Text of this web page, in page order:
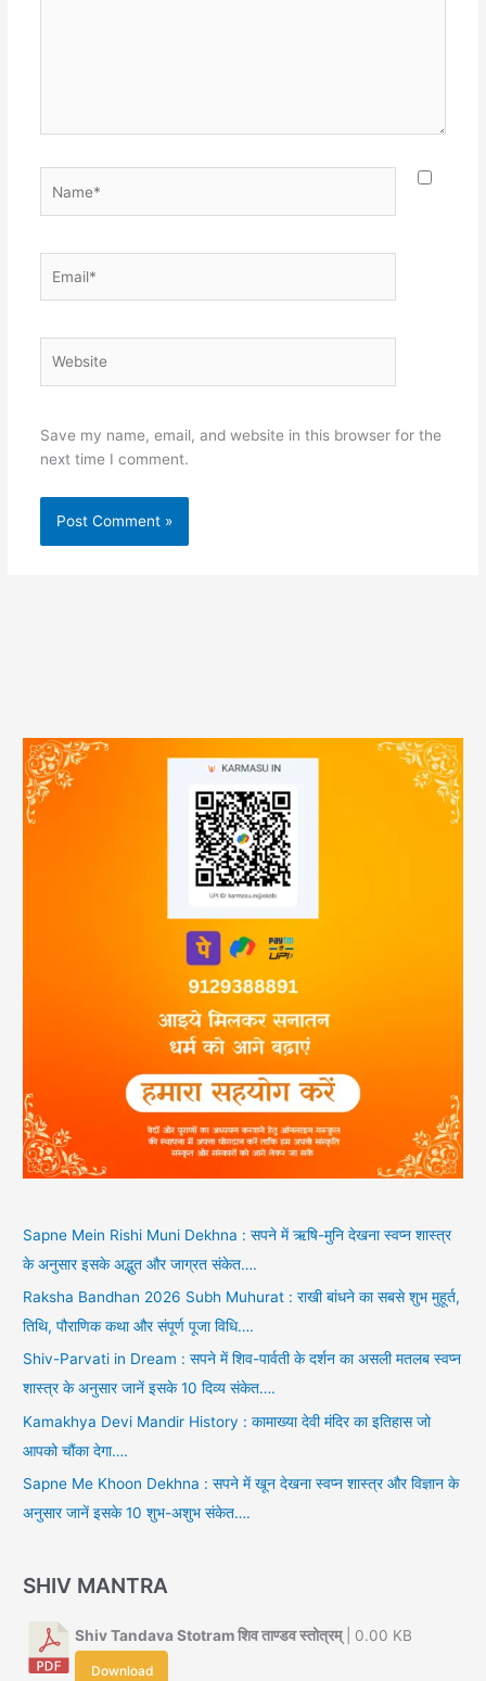
Save my name, email, and website in this browser for the
next time I comment.
Sapne Mein Rishi Muni Dekhna : सपने में ऋषि-मुनि देखना स्वप्न शास्त्र
के अनुसार इसके अद्भुत और जाग्रत संकेत….
Raksha Bandhan 2026 Subh Muhurat : राखी बांधने का सबसे शुभ मुहूर्त,
तिथि, पौराणिक कथा और संपूर्ण पूजा विधि….
Shiv-Parvati in Dream : सपने में शिव-पार्वती के दर्शन का असली मतलब स्वप्न
शास्त्र के अनुसार जानें इसके 10 दिव्य संकेत….
Kamakhya Devi Mandir History : कामाख्या देवी मंदिर का इतिहास जो
आपको चौंका देगा….
Sapne Me Khoon Dekhna : सपने में खून देखना स्वप्न शास्त्र और विज्ञान के
अनुसार जानें इसके 10 शुभ-अशुभ संकेत….
SHIV MANTRA
Shiv Tandava Stotram शिव ताण्डव स्तोत्रम्| 0.00 KB
Download